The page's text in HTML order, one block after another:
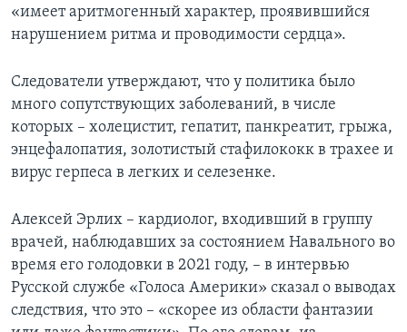
«имеет аритмогенный характер, проявившийся
нарушением ритма и проводимости сердца».
Следователи утверждают, что у политика было
много сопутствующих заболеваний, в числе
которых – холецистит, гепатит, панкреатит, грыжа,
энцефалопатия, золотистый стафилококк в трахее и
вирус герпеса в легких и селезенке.
Алексей Эрлих – кардиолог, входивший в группу
врачей, наблюдавших за состоянием Навального во
время его голодовки в 2021 году, – в интервью
Русской службе «Голоса Америки» сказал о выводах
следствия, что это – «скорее из области фантазии